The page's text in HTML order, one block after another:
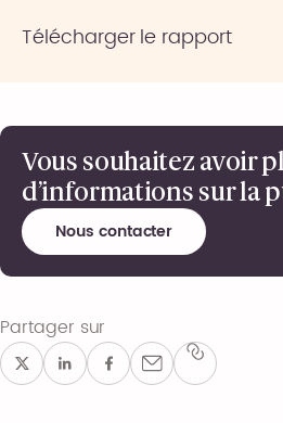
Télécharger le rapport
Vous souhaitez avoir
d’informations sur la
Nous contacter
Partager sur